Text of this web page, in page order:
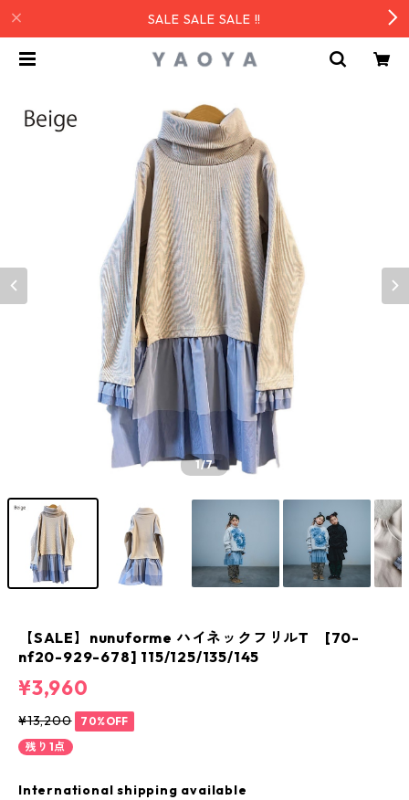
SALE SALE SALE !!
1/7
【SALE】nunuforme ハイネックフリルT [70-
nf20-929-678] 115/125/135/145
¥3,960
¥13,200
70%OFF
残り1点
International shipping available